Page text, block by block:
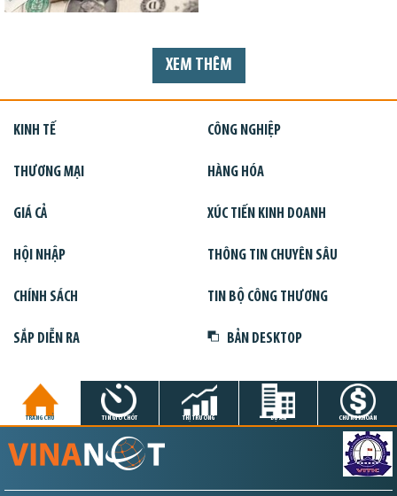
XEM THÊM
KINH TẾ CÔNG NGHIỆP
THƯƠNG MẠI HÀNG HÓA
GIÁ CẢ XÚC TIẾN KINH DOANH
HỘI NHẬP THÔNG TIN CHUYÊN SÂU
CHÍNH SÁCH TIN BỘ CÔNG THƯƠNG
SẮP DIỄN RA BẢN DESKTOP
TRANG CHỦ TIN GIỜ CHÓT THỊ TRƯỜNG DỰ ÁN CHỨNG KHOÁN